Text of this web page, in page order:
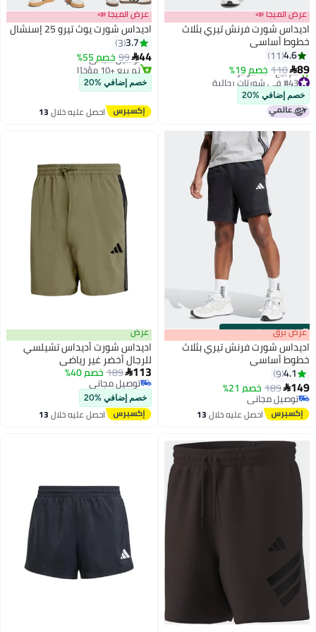
عرض الميجا 📣
اديداس شورت فرنش تيري بثلاث
خطوط أساسي
4.6
11
89
110 خصم 19%
#43 في شورتات رجالية
أقل سعر في 7 يوم
تم بيع +10 مؤخرًا
#43 في شورتات رجالية
خصم إضافي %20
عرض الميجا 📣
اديداس شورت يوث تيرو 25 إسنشال
3.7
3
44
99 خصم 55%
#48 في شورتات رجالية
أقل سعر في 30 يوم
توصيل مجاني
تم بيع +10 مؤخرًا
#48 في شورتات رجالية
خصم إضافي %20
احصل عليه خلال13
00m:00s
·باقي 100% عرض برق
اديداس شورت فرنش تيري بثلاث
خطوط أساسي
4.1
9
149
189 خصم 21%
توصيل مجاني
توصيل مجانياحصل عليه خلال13
اغسطس
عرض
اديداس شورت أديداس تشيلسي
للرجال أخضر غير رياضي
113
189خصم 40%
توصيل مجاني
توصيل مجاني
خصم إضافي %20
احصل عليه خلال13
اغسطس